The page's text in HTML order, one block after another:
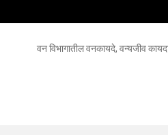
वन विभागातील वनकायदे, वन्यजीव